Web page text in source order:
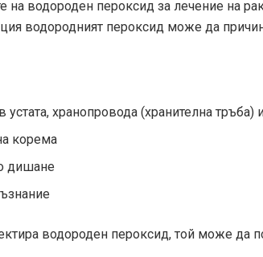
водороден пероксид за лечение на
водородният пероксид може да
устата, хранопровода (хранителна тръба)
корема
дишане
водороден пероксид, той може да